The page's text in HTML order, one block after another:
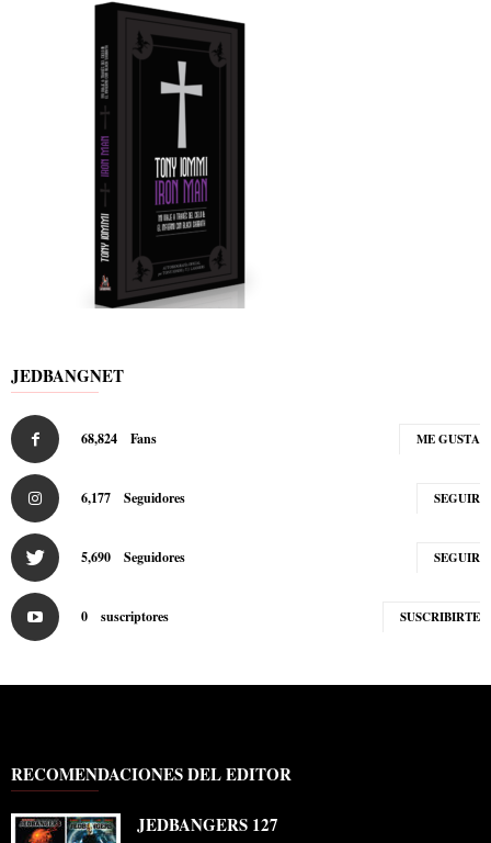
JEDBANGNET
68,824 Fans ME GUSTA
6,177 Seguidores SEGUIR
5,690 Seguidores SEGUIR
0 suscriptores SUSCRIBIRTE
RECOMENDACIONES DEL EDITOR
JEDBANGERS 127